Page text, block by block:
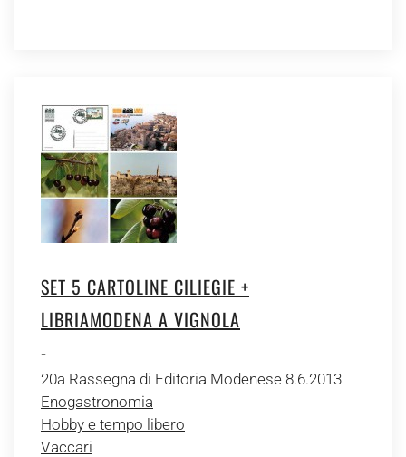
SET 5 CARTOLINE CILIEGIE +
LIBRIAMODENA A VIGNOLA
-
20a Rassegna di Editoria Modenese 8.6.2013
Enogastronomia
Hobby e tempo libero
Vaccari